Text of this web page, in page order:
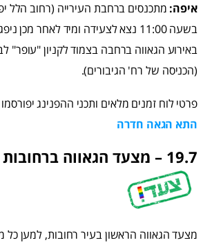
איפה: מתכנסים ברחבת העירייה (רחוב הלל יפה
בשעה 11:00 נצא לצעידה ומיד לאחר מכן
באירוע הגאווה ברחבה בצמוד לקניון "עופר"
(הכניסה של רח' הגיבורים).
פרטי לוח זמנים מלאים ותכני ההפנינג
התא הגאה חדרה
19.7 – מצעד הגאווה ברחובות
מצעד הגאווה הראשון בעיר רחובות, למען כל